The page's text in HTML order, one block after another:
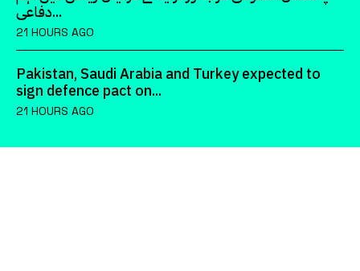
دفاعی...
21 HOURS AGO
Pakistan, Saudi Arabia and Turkey expected to
sign defence pact on...
21 HOURS AGO